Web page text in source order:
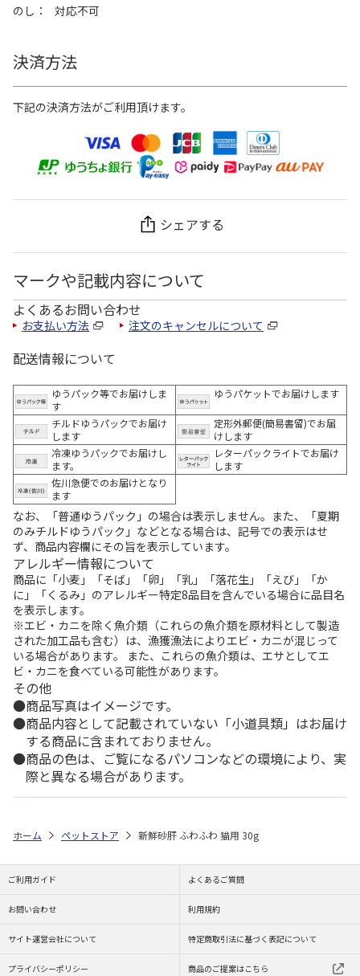
のし
対応不可
決済方法
下記の決済方法がご利用頂けます。
シェアする
マークや記載内容について
よくあるお問い合わせ
お支払い方法 注文のキャンセルについて
配送情報について
ゆうパック等でお届けしま
す
ゆうパケットでお届けします
チルドゆうパックでお届け
します
定形外郵便(簡易書留)でお届
けします
冷凍ゆうパックでお届けし
ます。
レターパックライトでお届け
します
佐川急便でのお届けとなり
ます
なお、「普通ゆうパック」の場合は表示しません。また、「夏期
のみチルドゆうパック」などとなる場合は、記号での表示はせ
ず、商品内容欄にその旨を表示しています。
アレルギー情報について
商品に「小麦」「そば」「卵」「乳」「落花生」「えび」「か
に」「くるみ」のアレルギー特定8品目を含んでいる場合に品目名
を表示します。
※エビ・カニを除く魚介類（これらの魚介類を原材料として製造
された加工品も含む）は、漁獲漁法によりエビ・カニが混じって
いる場合があります。 また、これらの魚介類は、エサとしてエ
ビ・カニを食べている可能性があります。
その他
商品写真はイメージです。
商品内容として記載されていない「小道具類」はお届け
する商品に含まれておりません。
商品の色は、ご覧になるパソコンなどの環境により、実
際と異なる場合があります。
ホーム ペットストア 新鮮砂肝 ふわふわ 猫用 30g
ご利用ガイド よくあるご質問
お問い合わせ 利用規約
サイト運営会社について 特定商取引法に基づく表記について
プライバシーポリシー 商品のご提案はこちら